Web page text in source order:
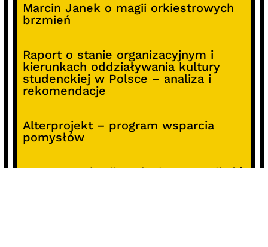
Marcin Janek o magii orkiestrowych
brzmień
Raport o stanie organizacyjnym i
kierunkach oddziaływania kultury
studenckiej w Polsce – analiza i
rekomendacje
Alterprojekt – program wsparcia
pomysłów
Koncert z okazji 30-lecia DKF „Miłość